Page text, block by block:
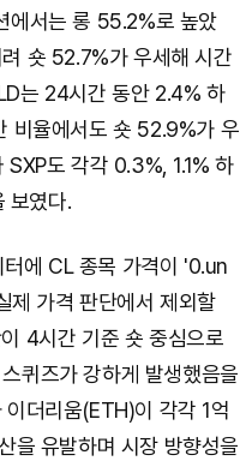
에서는 롱 55.2%로 높았
숏 52.7%가 우세해 시간
는 24시간 동안 2.4% 하
비율에서도 숏 52.9%가 우
SXP도 각각 0.3%, 1.1% 하
보였다.
에 CL 종목 가격이 '0.un
가격 판단에서 제외할
4시간 기준 숏 중심으로
퀴즈가 강하게 발생했음을
더리움(ETH)이 각각 1억
을 유발하며 시장 방향성을